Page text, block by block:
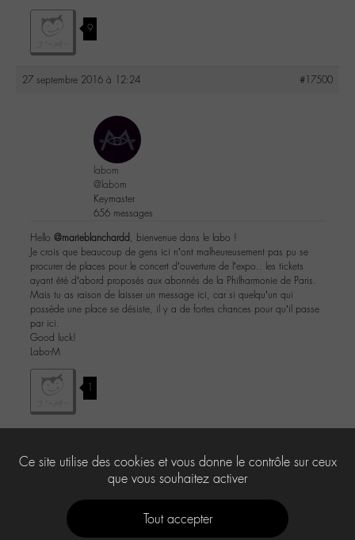
9
27 septembre 2016 à 12:24 #17500
labom
@labom
Keymaster
656 messages
Hello @marieblanchardd , bienvenue dans le labo !
Je crois que beaucoup de gens ici n’ont malheureusement pas pu se
procurer de places pour le concert d’ouverture de l’expo.. les tickets
ayant été d’abord proposés aux abonnés de la Philharmonie de Paris.
Mais tu as raison de laisser un message ici, car si quelqu’un qui
possède une place se désiste, il y a de fortes chances pour qu’il passe
par ici.
Good luck!
Labo-M
1
Le forum ‘-M- en concert’ est fermé à de nouveaux sujets et réponses.
Ce site utilise des cookies et vous donne le contrôle sur ceux
que vous souhaitez activer
Tout accepter